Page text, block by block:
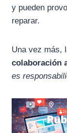
y pueden
reparar.
Una vez más,
colaboración
es